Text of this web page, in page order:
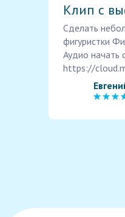
Клип с
Сделать
фигуристки
Аудио начать
https://